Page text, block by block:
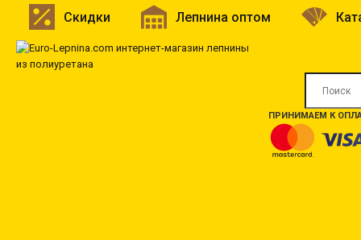
Скидки Лепнина оптом
ПРИНИМАЕМ К